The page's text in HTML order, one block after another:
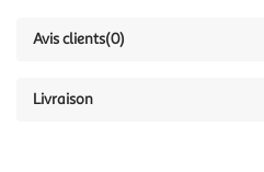
Avis clients(0)
Livraison